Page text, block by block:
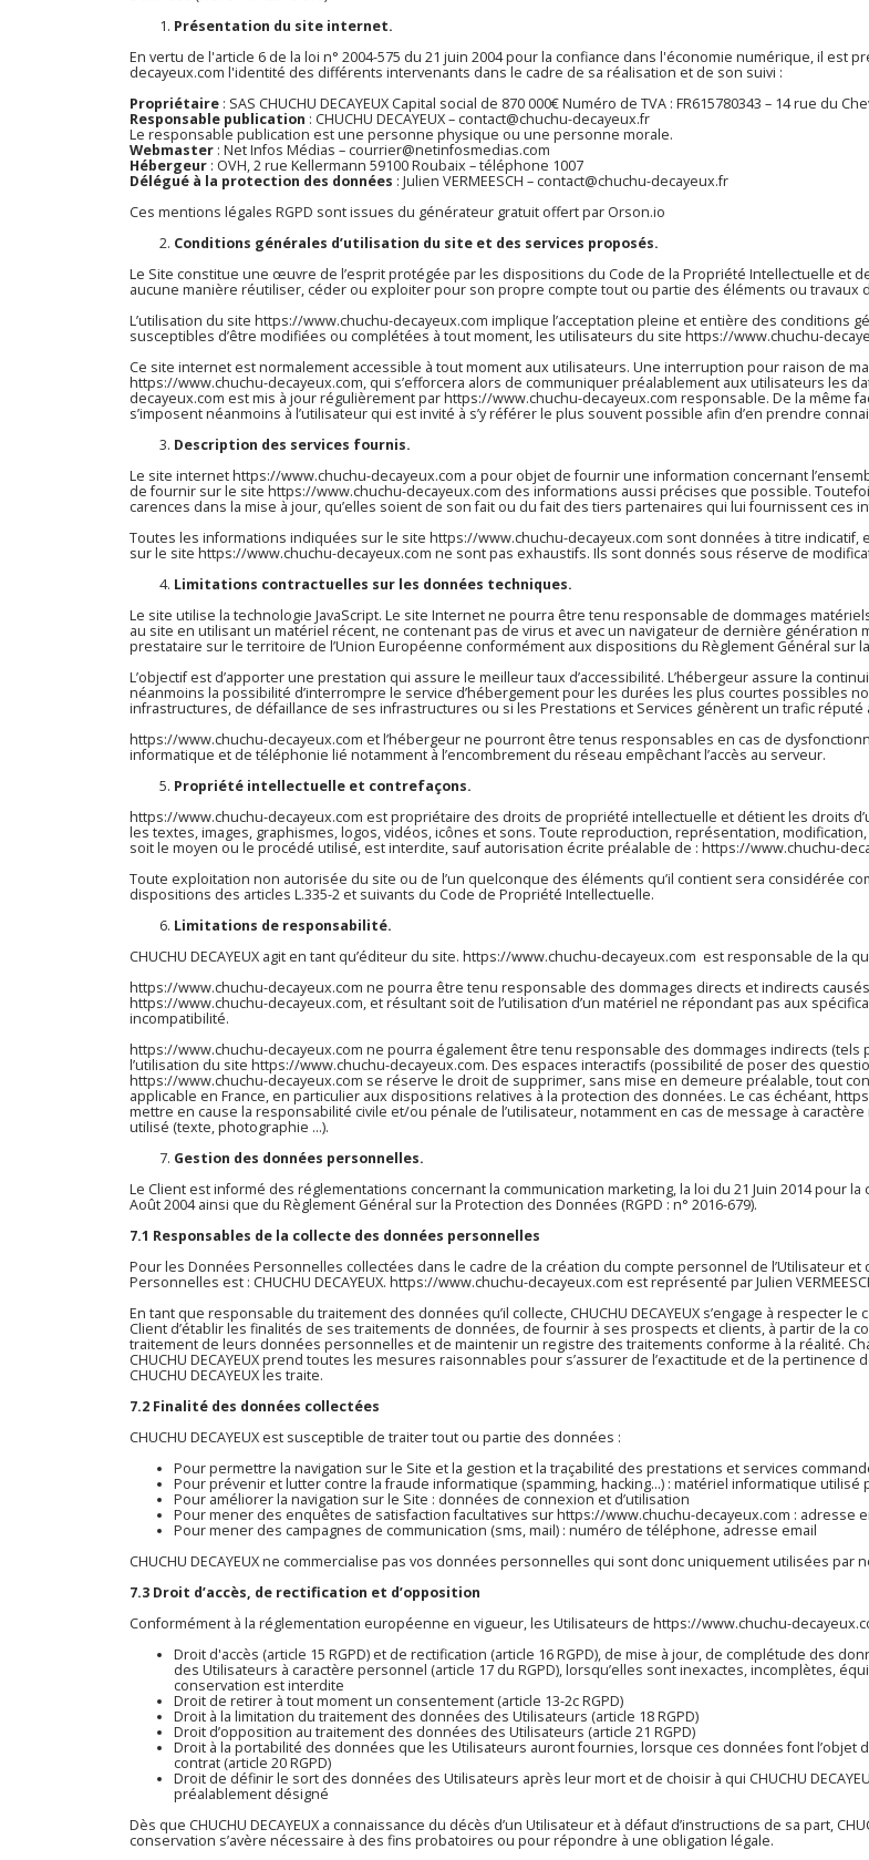
Présentation du site internet.
En vertu de l'article 6 de la loi n° 2004-575 du 21 juin 2004 pour la confiance dans l'économie numérique, il est
decayeux.com l'identité des différents intervenants dans le cadre de sa réalisation et de son suivi :
Propriétaire : SAS CHUCHU DECAYEUX Capital social de 870 000€ Numéro de TVA : FR615780343 – 14 rue du
Responsable publication : CHUCHU DECAYEUX – contact@chuchu-decayeux.fr
Le responsable publication est une personne physique ou une personne morale.
Webmaster : Net Infos Médias – courrier@netinfosmedias.com
Hébergeur : OVH, 2 rue Kellermann 59100 Roubaix – téléphone 1007
Délégué à la protection des données : Julien VERMEESCH – contact@chuchu-decayeux.fr
Ces mentions légales RGPD sont issues du générateur gratuit offert par Orson.io
Conditions générales d’utilisation du site et des services proposés.
Le Site constitue une œuvre de l’esprit protégée par les dispositions du Code de la Propriété Intellectuelle et
aucune manière réutiliser, céder ou exploiter pour son propre compte tout ou partie des éléments ou travaux
L’utilisation du site https://www.chuchu-decayeux.com implique l’acceptation pleine et entière des conditions
susceptibles d’être modifiées ou complétées à tout moment, les utilisateurs du site https://www.chuchu-
Ce site internet est normalement accessible à tout moment aux utilisateurs. Une interruption pour raison de
https://www.chuchu-decayeux.com, qui s’efforcera alors de communiquer préalablement aux utilisateurs les
decayeux.com est mis à jour régulièrement parhttps://www.chuchu-decayeux.com responsable. De la même
s’imposent néanmoins à l’utilisateur qui est invité à s’y référer le plus souvent possible afin d’en prendre
Description des services fournis.
Le site internethttps://www.chuchu-decayeux.com a pour objet de fournir une information concernant
de fournir sur le site https://www.chuchu-decayeux.com des informations aussi précises que possible.
carences dans la mise à jour, qu’elles soient de son fait ou du fait des tiers partenaires qui lui fournissent ces
Toutes les informations indiquées sur le site https://www.chuchu-decayeux.com sont données à titre indicatif,
sur le site https://www.chuchu-decayeux.com ne sont pas exhaustifs. Ils sont donnés sous réserve de
Limitations contractuelles sur les données techniques.
Le site utilise la technologie JavaScript. Le site Internet ne pourra être tenu responsable de dommages
au site en utilisant un matériel récent, ne contenant pas de virus et avec un navigateur de dernière génération
prestataire sur le territoire de l’Union Européenne conformément aux dispositions du Règlement Général sur la
L’objectif est d’apporter une prestation qui assure le meilleur taux d’accessibilité. L’hébergeur assure la
néanmoins la possibilité d’interrompre le service d’hébergement pour les durées les plus courtes possibles
infrastructures, de défaillance de ses infrastructures ou si les Prestations et Services génèrent un trafic réputé
https://www.chuchu-decayeux.com et l’hébergeur ne pourront être tenus responsables en cas de
informatique et de téléphonie lié notamment à l’encombrement du réseau empêchant l’accès au serveur.
Propriété intellectuelle et contrefaçons.
https://www.chuchu-decayeux.com est propriétaire des droits de propriété intellectuelle et détient les droits
les textes, images, graphismes, logos, vidéos, icônes et sons. Toute reproduction, représentation,
soit le moyen ou le procédé utilisé, est interdite, sauf autorisation écrite préalable de : https://www.chuchu-
Toute exploitation non autorisée du site ou de l’un quelconque des éléments qu’il contient sera considérée
dispositions des articles L.335-2 et suivants du Code de Propriété Intellectuelle.
Limitations de responsabilité.
CHUCHU DECAYEUX agit en tant qu’éditeur du site. https://www.chuchu-decayeux.com est responsable de la
https://www.chuchu-decayeux.com ne pourra être tenu responsable des dommages directs et indirects
https://www.chuchu-decayeux.com, et résultant soit de l’utilisation d’un matériel ne répondant pas aux
incompatibilité.
https://www.chuchu-decayeux.com ne pourra également être tenu responsable des dommages indirects (tels
l’utilisation du site https://www.chuchu-decayeux.com. Des espaces interactifs (possibilité de poser des
https://www.chuchu-decayeux.com se réserve le droit de supprimer, sans mise en demeure préalable, tout
applicable en France, en particulier aux dispositions relatives à la protection des données. Le cas échéant,
mettre en cause la responsabilité civile et/ou pénale de l’utilisateur, notamment en cas de message à
utilisé (texte, photographie …).
Gestion des données personnelles.
Le Client est informé des réglementations concernant la communication marketing, la loi du 21 Juin 2014 pour
Août 2004 ainsi que du Règlement Général sur la Protection des Données (RGPD : n° 2016-679).
7.1 Responsables de la collecte des données personnelles
Pour les Données Personnelles collectées dans le cadre de la création du compte personnel de l’Utilisateur
Personnelles est : CHUCHU DECAYEUX. https://www.chuchu-decayeux.com est représenté par Julien
En tant que responsable du traitement des données qu’il collecte, CHUCHU DECAYEUX s’engage à respecter
Client d’établir les finalités de ses traitements de données, de fournir à ses prospects et clients, à partir de la
traitement de leurs données personnelles et de maintenir un registre des traitements conforme à la réalité.
CHUCHU DECAYEUX prend toutes les mesures raisonnables pour s’assurer de l’exactitude et de la
CHUCHU DECAYEUX les traite.
7.2 Finalité des données collectées
CHUCHU DECAYEUX est susceptible de traiter tout ou partie des données :
Pour permettre la navigation sur le Site et la gestion et la traçabilité des prestations et services
Pour prévenir et lutter contre la fraude informatique (spamming, hacking…) : matériel informatique utilisé
Pour améliorer la navigation sur le Site : données de connexion et d’utilisation
Pour mener des enquêtes de satisfaction facultatives surhttps://www.chuchu-decayeux.com : adresse
Pour mener des campagnes de communication (sms, mail) : numéro de téléphone, adresse email
CHUCHU DECAYEUX ne commercialise pas vos données personnelles qui sont donc uniquement utilisées par
7.3 Droit d’accès, de rectification et d’opposition
Conformément à la réglementation européenne en vigueur, les Utilisateurs de https://www.chuchu-
Droit d'accès (article 15 RGPD) et de rectification (article 16 RGPD), de mise à jour, de complétude des
des Utilisateurs à caractère personnel (article 17 du RGPD), lorsqu’elles sont inexactes, incomplètes,
conservation est interdite
Droit de retirer à tout moment un consentement (article 13-2c RGPD)
Droit à la limitation du traitement des données des Utilisateurs (article 18 RGPD)
Droit d’opposition au traitement des données des Utilisateurs (article 21 RGPD)
Droit à la portabilité des données que les Utilisateurs auront fournies, lorsque ces données font
contrat (article 20 RGPD)
Droit de définir le sort des données des Utilisateurs après leur mort et de choisir à qui CHUCHU
préalablement désigné
Dès que CHUCHU DECAYEUX a connaissance du décès d’un Utilisateur et à défaut d’instructions de sa part,
conservation s’avère nécessaire à des fins probatoires ou pour répondre à une obligation légale.